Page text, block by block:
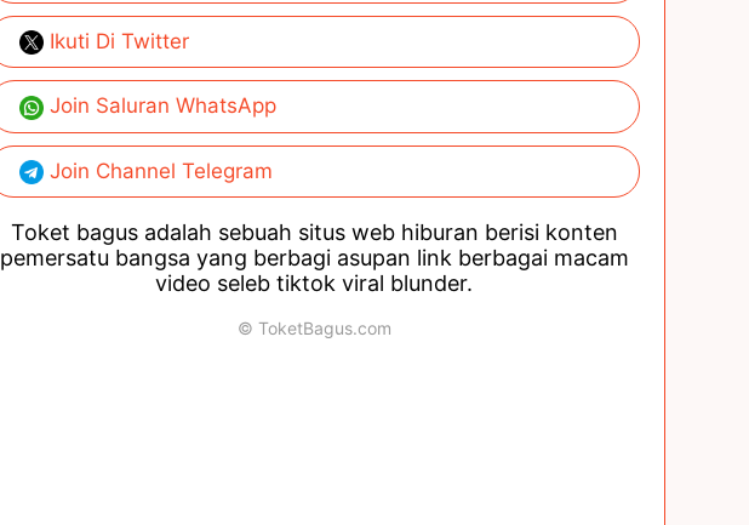
Ikuti Di Twitter
Join Saluran WhatsApp
Join Channel Telegram
Toket bagus adalah sebuah situs web hiburan berisi konten
pemersatu bangsa yang berbagi asupan link berbagai macam
video seleb tiktok viral blunder.
© ToketBagus.com